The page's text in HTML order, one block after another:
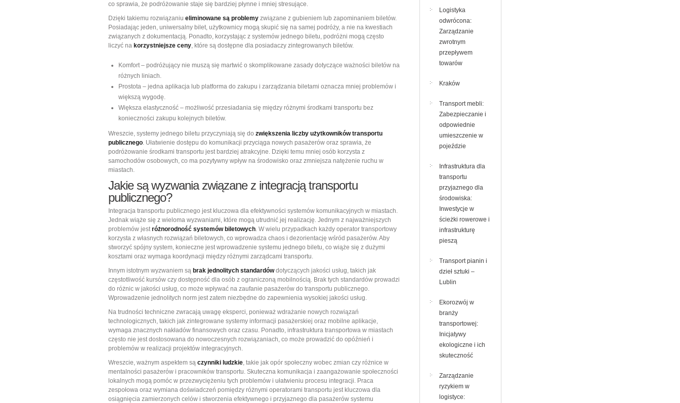
co sprawia, że podróżowanie staje się bardziej płynne i mniej stresujące.
Dzięki takiemu rozwiązaniu eliminowane są problemy związane z gubieniem lub zapominaniem biletów.
Posiadając jeden, uniwersalny bilet, użytkownicy mogą skupić się na samej podróży, a nie na kwestiach
związanych z dokumentacją. Ponadto, korzystając z systemów jednego biletu, podróżni mogą często
liczyć na korzystniejsze ceny, które są dostępne dla posiadaczy zintegrowanych biletów.
Komfort – podróżujący nie muszą się martwić o skomplikowane zasady dotyczące ważności biletów na
różnych liniach.
Prostota – jedna aplikacja lub platforma do zakupu i zarządzania biletami oznacza mniej problemów i
większą wygodę.
Większa elastyczność – możliwość przesiadania się między różnymi środkami transportu bez
konieczności zakupu kolejnych biletów.
Wreszcie, systemy jednego biletu przyczyniają się do zwiększenia liczby użytkowników transportu
publicznego. Ułatwienie dostępu do komunikacji przyciąga nowych pasażerów oraz sprawia, że
podróżowanie środkami transportu jest bardziej atrakcyjne. Dzięki temu mniej osób korzysta z
samochodów osobowych, co ma pozytywny wpływ na środowisko oraz zmniejsza natężenie ruchu w
miastach.
Jakie są wyzwania związane z integracją transportu
publicznego?
Integracja transportu publicznego jest kluczowa dla efektywności systemów komunikacyjnych w miastach.
Jednak wiąże się z wieloma wyzwaniami, które mogą utrudnić jej realizację. Jednym z najważniejszych
problemów jestróżnorodność systemów biletowych. W wielu przypadkach każdy operator transportowy
korzysta z własnych rozwiązań biletowych, co wprowadza chaos i dezorientację wśród pasażerów. Aby
stworzyć spójny system, konieczne jest wprowadzenie systemu jednego biletu, co wiąże się z dużymi
kosztami oraz wymaga koordynacji między różnymi zarządcami transportu.
Innym istotnym wyzwaniem są brak jednolitych standardówdotyczących jakości usług, takich jak
częstotliwość kursów czy dostępność dla osób z ograniczoną mobilnością. Brak tych standardów prowadzi
do różnic w jakości usług, co może wpływać na zaufanie pasażerów do transportu publicznego.
Wprowadzenie jednolitych norm jest zatem niezbędne do zapewnienia wysokiej jakości usług.
Na trudności techniczne zwracają uwagę eksperci, ponieważ wdrażanie nowych rozwiązań
technologicznych, takich jak zintegrowane systemy informacji pasażerskiej oraz mobilne aplikacje,
wymaga znacznych nakładów finansowych oraz czasu. Ponadto, infrastruktura transportowa w miastach
często nie jest dostosowana do nowoczesnych rozwiązaniach, co może prowadzić do opóźnień i
problemów w realizacji projektów integracyjnych.
Wreszcie, ważnym aspektem są czynniki ludzkie, takie jak opór społeczny wobec zmian czy różnice w
mentalności pasażerów i pracowników transportu. Skuteczna komunikacja i zaangażowanie społeczności
lokalnych mogą pomóc w przezwyciężeniu tych problemów i ułatwieniu procesu integracji. Praca
zespołowa oraz wymiana doświadczeń pomiędzy różnymi operatorami transportu jest kluczowa dla
osiągnięcia zamierzonych celów i stworzenia efektywnego i przyjaznego dla pasażerów systemu
Logistyka
odwrócona:
Zarządzanie
zwrotnym
przepływem
towarów
Kraków
Transport mebli:
Zabezpieczanie i
odpowiednie
umieszczenie w
pojeździe
Infrastruktura dla
transportu
przyjaznego dla
środowiska:
Inwestycje w
ścieżki rowerowe i
infrastrukturę
pieszą
Transport pianin i
dzieł sztuki –
Lublin
Ekorozwój w
branży
transportowej:
Inicjatywy
ekologiczne i ich
skuteczność
Zarządzanie
ryzykiem w
logistyce: